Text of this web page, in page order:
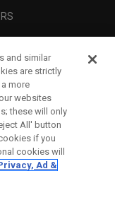
and similar
are strictly
more
websites
these will only
All' button
if you
cookies will
Ad &